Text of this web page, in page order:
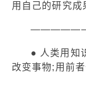
用自己的研究成
——————
● 人类用知
改变事物;用前